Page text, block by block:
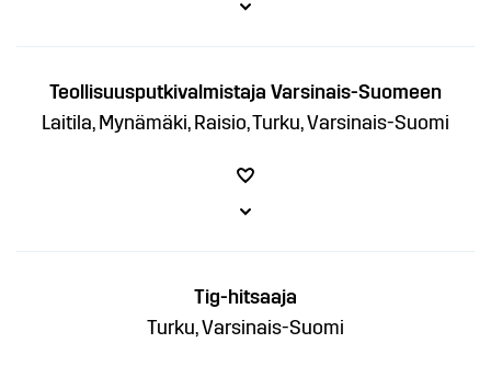
Teollisuusputkivalmistaja Varsinais-Suomeen
Laitila, Mynämäki, Raisio, Turku, Varsinais-Suomi
Tig-hitsaaja
Turku, Varsinais-Suomi